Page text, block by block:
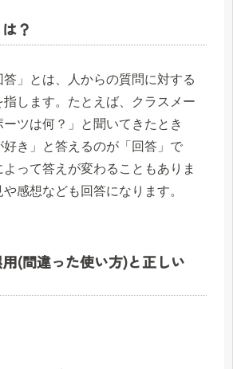
？
」とは、人からの質問に対する
指します。たとえば、クラスメー
ーツは何？」と聞いてきたとき
好き」と答えるのが「回答」で
って答えが変わることもありま
感想なども回答になります。
(間違った使い方)と正しい